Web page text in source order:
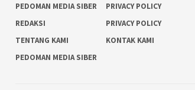
PEDOMAN MEDIA SIBER
PRIVACY POLICY
REDAKSI
PRIVACY POLICY
TENTANG KAMI
KONTAK KAMI
PEDOMAN MEDIA SIBER